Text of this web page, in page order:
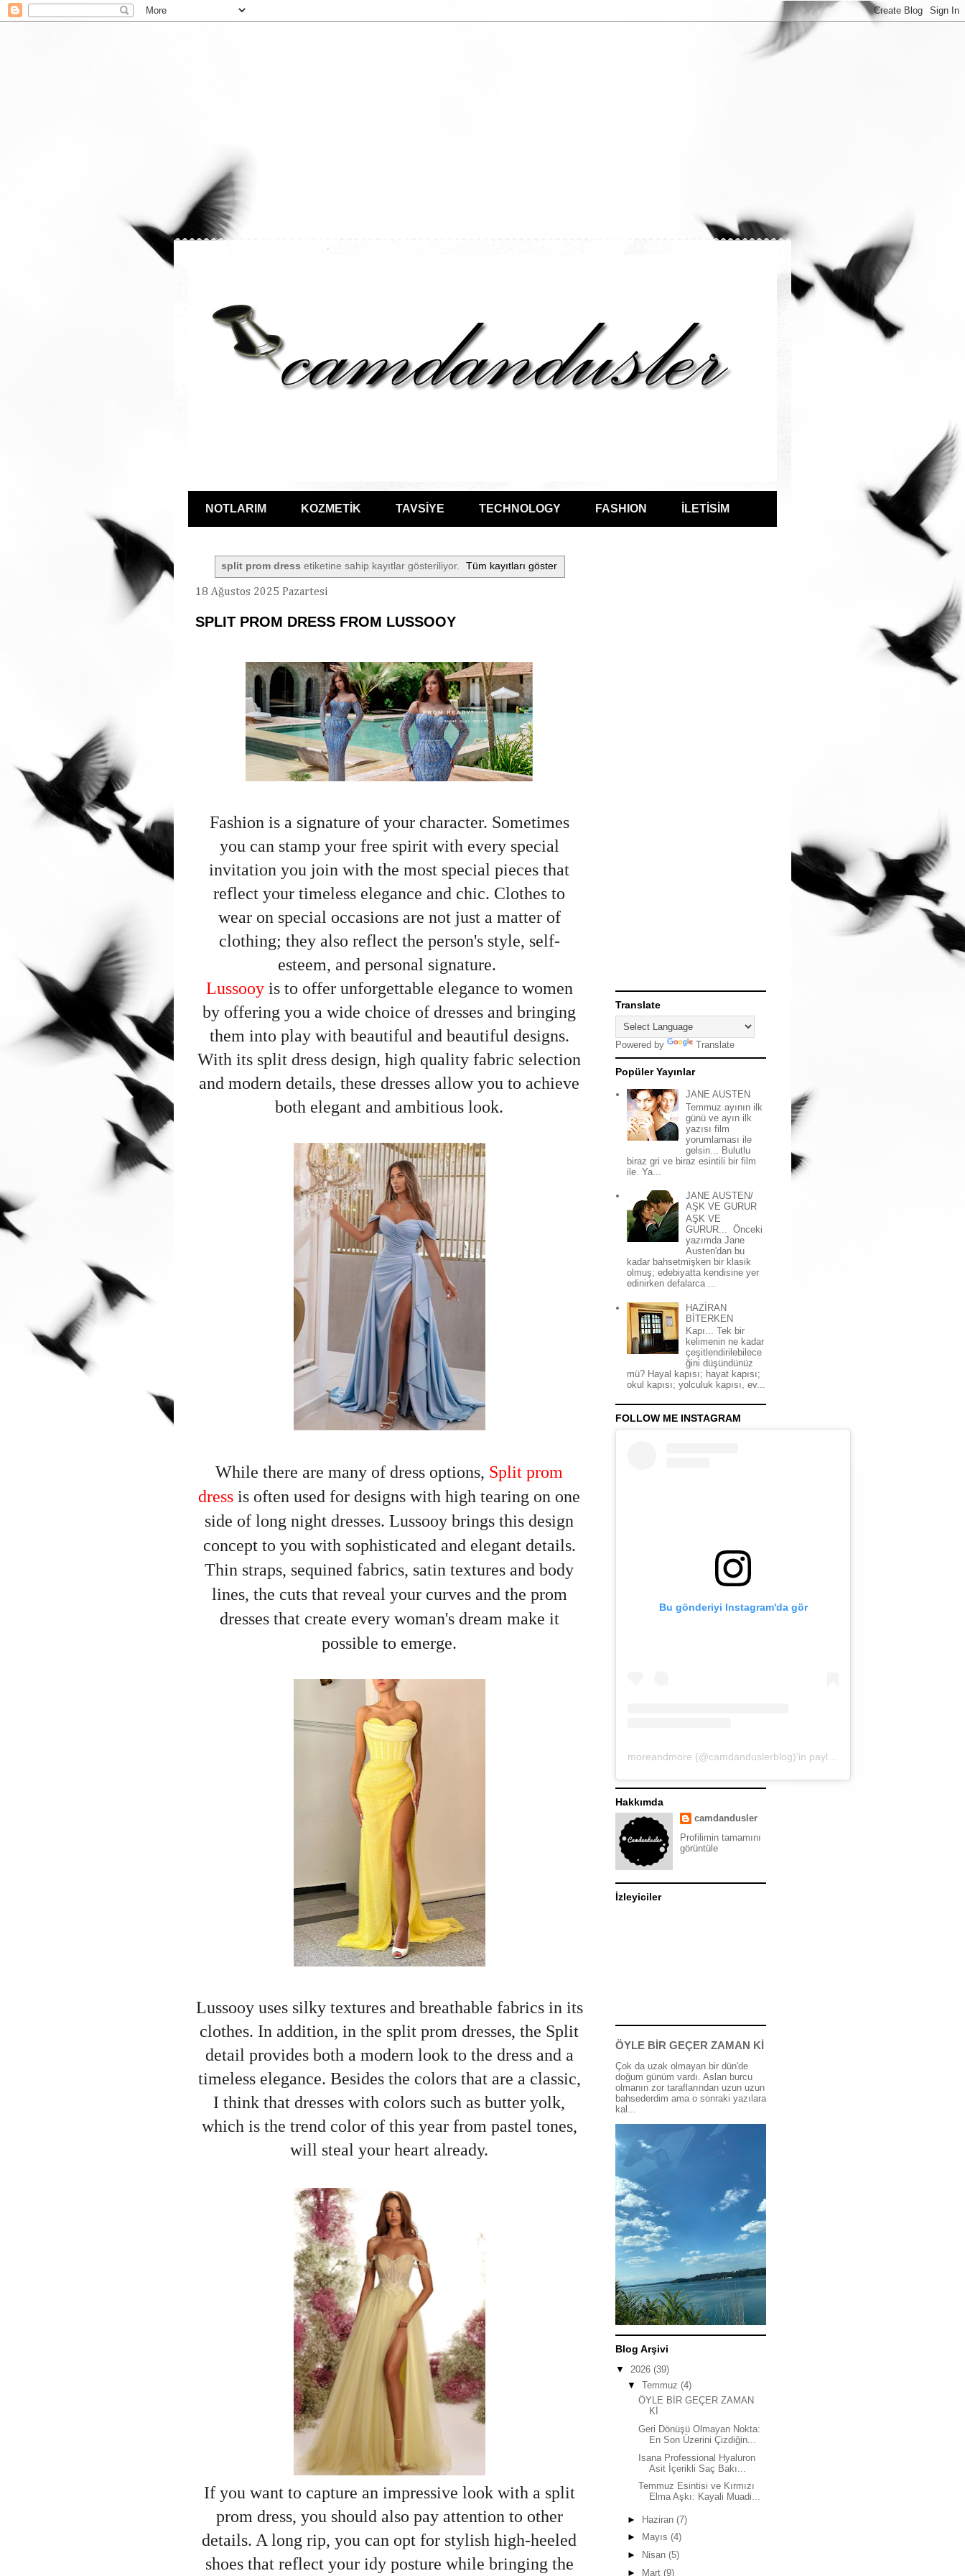
NOTLARIM KOZMETİK TAVSİYE TECHNOLOGY FASHION İLETİSİM
split prom dress etiketine sahip kayıtlar gösteriliyor. Tüm kayıtları göster
18 Ağustos 2025 Pazartesi
SPLIT PROM DRESS FROM LUSSOOY
Fashion is a signature of your character. Sometimes
you can stamp your free spirit with every special
invitation you join with the most special pieces that
reflect your timeless elegance and chic. Clothes to
wear on special occasions are not just a matter of
clothing; they also reflect the person's style, self-
esteem, and personal signature.
Lussooyis to offer unforgettable elegance to women
by offering you a wide choice of dresses and bringing
them into play with beautiful and beautiful designs.
With its split dress design, high quality fabric selection
and modern details, these dresses allow you to achieve
both elegant and ambitious look.
While there are many of dress options, Split prom
dress is often used for designs with high tearing on one
side of long night dresses. Lussooy brings this design
concept to you with sophisticated and elegant details.
Thin straps, sequined fabrics, satin textures and body
lines, the cuts that reveal your curves and the prom
dresses that create every woman's dream make it
possible to emerge.
Lussooy uses silky textures and breathable fabrics in its
clothes. In addition, in the split prom dresses, the Split
detail provides both a modern look to the dress and a
timeless elegance. Besides the colors that are a classic,
I think that dresses with colors such as butter yolk,
which is the trend color of this year from pastel tones,
will steal your heart already.
If you want to capture an impressive look with a split
prom dress, you should also pay attention to other
details. A long rip, you can opt for stylish high-heeled
shoes that reflect your idy posture while bringing the
Translate
Powered by Translate
Popüler Yayınlar
JANE AUSTEN
Temmuz ayının ilk
günü ve ayın ilk
yazısı film
yorumlaması ile
gelsin... Bulutlu
biraz gri ve biraz esintili bir film
ile. Ya...
JANE AUSTEN/
AŞK VE GURUR
AŞK VE
GURUR... Önceki
yazımda Jane
Austen'dan bu
kadar bahsetmişken bir klasik
olmuş; edebiyatta kendisine yer
edinirken defalarca ...
HAZİRAN
BİTERKEN
Kapı... Tek bir
kelimenin ne kadar
çeşitlendirilebilece
ğini düşündünüz
mü? Hayal kapısı; hayat kapısı;
okul kapısı; yolculuk kapısı, ev...
FOLLOW ME INSTAGRAM
Bu gönderiyi Instagram'da gör
Hakkımda
camdandusler
Profilimin tamamını
görüntüle
İzleyiciler
ÖYLE BİR GEÇER ZAMAN Kİ
Çok da uzak olmayan bir dün'de
doğum günüm vardı. Aslan burcu
olmanın zor taraflarından uzun uzun
bahsederdim ama o sonraki yazılara
kal...
Blog Arşivi
▼ 2026 (39)
▼ Temmuz (4)
ÖYLE BİR GEÇER ZAMAN
Kİ
Geri Dönüşü Olmayan Nokta:
En Son Üzerini Çizdiğin...
Isana Professional Hyaluron
Asit İçerikli Saç Bakı...
Temmuz Esintisi ve Kırmızı
Elma Aşkı: Kayali Muadi...
► Haziran (7)
►
Mayıs (4)
►
Nisan (5)
►
Mart (9)